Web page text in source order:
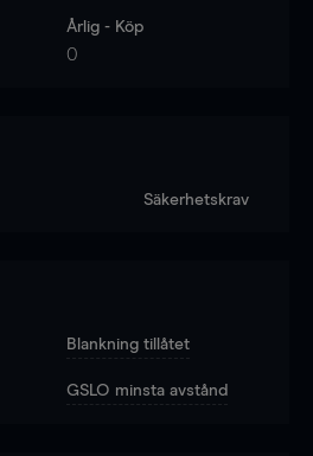
Årlig - Köp
0
Säkerhetskrav
Blankning tillåtet
GSLO minsta avstånd